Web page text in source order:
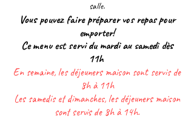
salle.
Vous pouvez faire préparer vos repas pour
emporter!
Ce menu est servi du mardi au samedi dès
11h
En semaine, les déjeuners maison sont servis de
8h à 11h
Les samedis et dimanches, les déjeuners maison
sont servis de 8h à 14h.